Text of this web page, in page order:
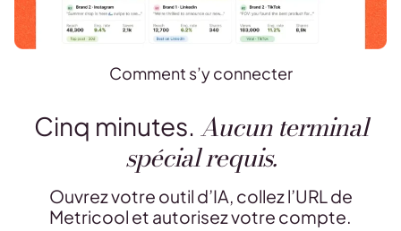
Comment s’y connecter
Cinq minutes. Aucun terminal
spécial requis.
Ouvrez votre outil d’IA, collez l’URL de
Metricool et autorisez votre compte.